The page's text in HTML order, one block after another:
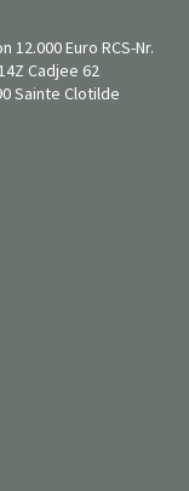
Euro RCS-Nr.
Cadjee 62
Sainte Clotilde